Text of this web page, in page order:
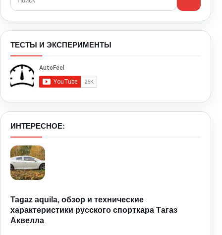
ТЕСТЫ И ЭКСПЕРИМЕНТЫ
ИНТЕРЕСНОЕ:
Tagaz aquila, обзор и технические
характеристики русского спорткара Тагаз
Аквелла